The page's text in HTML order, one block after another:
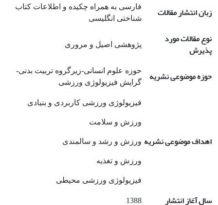
زبان انتشار مقالات
فارسی به همراه چکیده و اطلاعات کتاب
شناختی انگلیسی
نوع مقالات مورد
پذیرش
پژوهشی اصیل و مروری
حوزه موضوعی نشریه
حوزه علوم انسانی-زیرگروه تربیت بدنی-
گرایش فیزیولوژی ورزشی
اهداف موضوعی نشریه
فیزیولوژی ورزشی کاربردی و بنیادی
ورزش و سلامت
ورزش و رشد و سالمندی
ورزش و تغذیه
فیزیولوژی ورزشی محیطی
سال آغاز انتشار 1388